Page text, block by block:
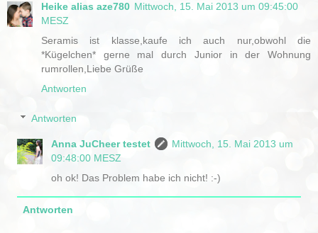
Heike alias aze780 Mittwoch, 15. Mai 2013 um 09:45:00
MESZ
Seramis ist klasse,kaufe ich auch nur,obwohl die
*Kügelchen* gerne mal durch Junior in der Wohnung
rumrollen,Liebe Grüße
Antworten
Antworten
Anna JuCheer testet
Mittwoch, 15. Mai 2013 um
09:48:00 MESZ
oh ok! Das Problem habe ich nicht! :-)
Antworten